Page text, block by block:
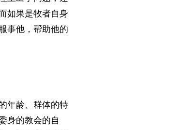
如果是牧者自身
事他，帮助他的
年龄、群体的特
身的教会的自